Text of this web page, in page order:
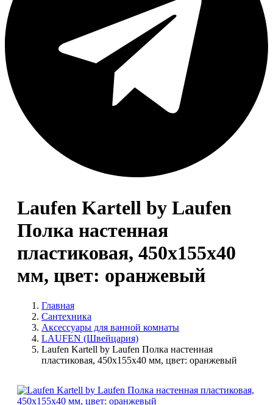
Laufen Kartell by Laufen
Полка настенная
пластиковая, 450x155x40
мм, цвет: оранжевый
Главная
Сантехника
Аксессуары для ванной комнаты
LAUFEN (Швейцария)
Laufen Kartell by Laufen Полка настенная
пластиковая, 450x155x40 мм, цвет: оранжевый